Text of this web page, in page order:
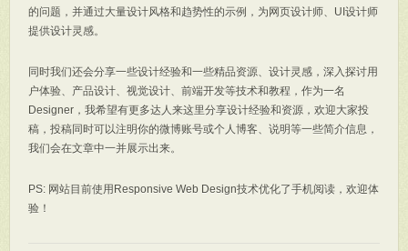
的问题，并通过大量设计风格和趋势性的示例，为网页设计师、UI设计师
提供设计灵感。
同时我们还会分享一些设计经验和一些精品资源、设计灵感，深入探讨用
户体验、产品设计、视觉设计、前端开发等技术和教程，作为一名
Designer，我希望有更多达人来这里分享设计经验和资源，欢迎大家投
稿，投稿同时可以注明你的微博账号或个人博客、说明等一些简介信息，
我们会在文章中一并展示出来。
PS: 网站目前使用Responsive Web Design技术优化了手机阅读，欢迎体
验！